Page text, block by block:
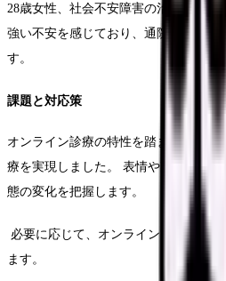
28歳女性、社会不安障害の治療中。対
強い不安を感じており、通院自体が大
す。
課題と対応策
オンライン診療の特性を踏まえ、患者
療を実現しました。 表情や声のトー
態の変化を把握します。
必要に応じて、オンラインでのリラ
ます。